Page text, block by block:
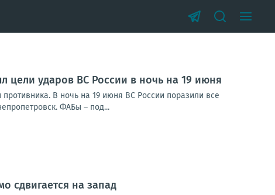
цели ударов ВС России в ночь на 19 июня
В ночь на 19 июня ВС России поразили все
ФАБы – под...
сдвигается на запад